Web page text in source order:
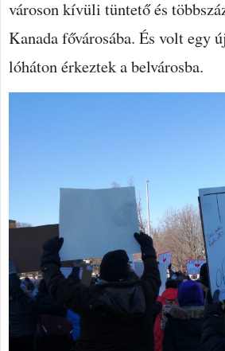
városon kívüli tüntető és
Kanada fővárosába. És volt egy
lóháton érkeztek a belvárosba.